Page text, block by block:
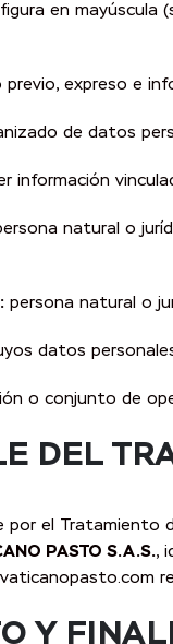
en mayúscula
expreso e
de datos
información
natural o
persona natural o
datos
o conjunto de
DEL
por el
PASTO S.A.S.,
Y